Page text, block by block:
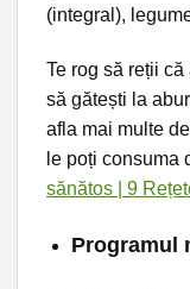
(integral),
Te rog să reții
să gătești la
afla mai multe
le poți consuma
sănătos | 9
Programul